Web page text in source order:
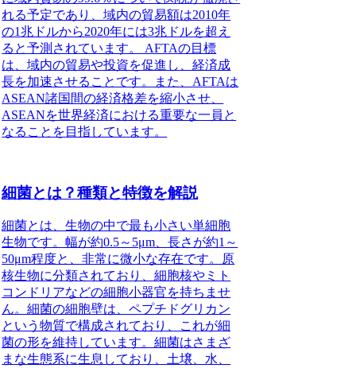
れる予定であり、域内の貿易額は2010年
の1兆ドルから2020年には3兆ドルを超え
ると予測されています。 AFTAの目標
は、域内の貿易や投資を促進し、経済成
長を加速させることです。また、AFTAは
ASEAN諸国間の経済格差を縮小させ、
ASEANを世界経済における重要な一員と
なることを目指しています。
細菌とは？種類と特徴を解説
細菌とは、生物の中で最も小さい単細胞
生物です。幅が約0.5～5μm、長さが約1～
50μm程度と、非常に微小な存在です。原
核生物に分類されており、細胞核やミト
コンドリアなどの細胞小器官を持ちませ
ん。細菌の細胞壁は、ペプチドグリカン
という物質で構成されており、これが細
菌の形を維持しています。細菌はさまざ
まな生態系に生息しており、土壌、水、